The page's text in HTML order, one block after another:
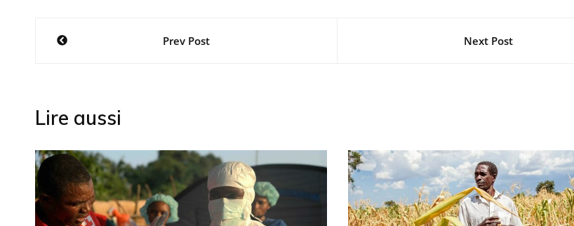
NavigationPrev Post Next Post
Lire aussi